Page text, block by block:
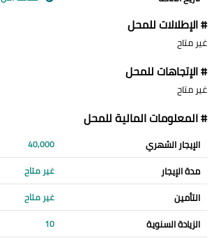
# الإطلالات للمحل
غير متاح
# الإتجاهات للمحل
غير متاح
# المعلومات المالية للمحل
الإيجار الشهري 40,000
مدة الإيجار غير متاح
التأمين غير متاح
الزيادة السنوية 10